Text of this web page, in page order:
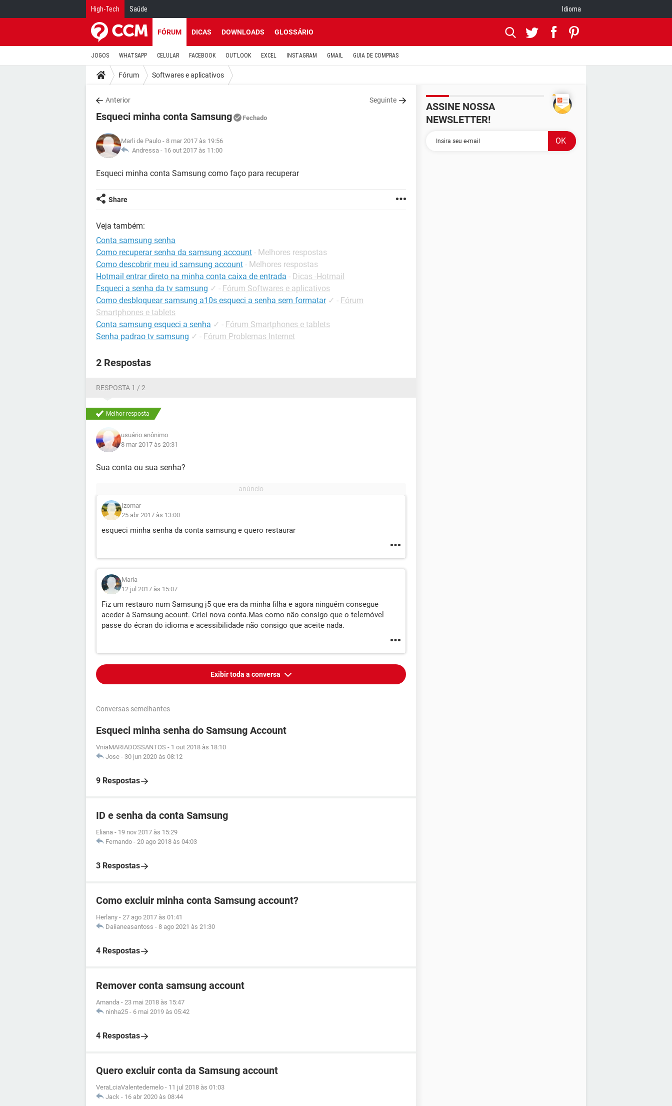
High-Tech Saúde Idioma
FÓRUM DICAS DOWNLOADS GLOSSÁRIO
JOGOS WHATSAPP CELULAR FACEBOOK OUTLOOK EXCEL INSTAGRAM GMAIL GUIA DE COMPRAS
Fórum Softwares e aplicativos
Anterior Seguinte
Esqueci minha conta Samsung Fechado
Marli de Paulo - 8 mar 2017 às 19:56
Andressa - 16 out 2017 às 11:00
Esqueci minha conta Samsung como faço para recuperar
Share
Veja também:
Conta samsung senha
Como recuperar senha da samsung account - Melhores respostas
Como descobrir meu id samsung account - Melhores respostas
Hotmail entrar direto na minha conta caixa de entrada - Dicas -Hotmail
Esqueci a senha da tv samsung ✓ - Fórum Softwares e aplicativos
Como desbloquear samsung a10s esqueci a senha sem formatar ✓ - Fórum
Smartphones e tablets
Conta samsung esqueci a senha ✓ - Fórum Smartphones e tablets
Senha padrao tv samsung ✓ - Fórum Problemas Internet
2 Respostas
RESPOSTA 1 / 2
Melhor resposta
usuário anônimo
8 mar 2017 às 20:31
Sua conta ou sua senha?
Izomar
25 abr 2017 às 13:00
esqueci minha senha da conta samsung e quero restaurar
Maria
12 jul 2017 às 15:07
Fiz um restauro num Samsung j5 que era da minha filha e agora ninguém consegue
aceder à Samsung acount. Criei nova conta.Mas como não consigo que o telemóvel
passe do écran do idioma e acessibilidade não consigo que aceite nada.
Exibir toda a conversa
Conversas semelhantes
Esqueci minha senha do Samsung Account
VniaMARIADOSSANTOS - 1 out 2018 às 18:10
Jose - 30 jun 2020 às 08:12
9 Respostas
ID e senha da conta Samsung
Eliana - 19 nov 2017 às 15:29
Fernando - 20 ago 2018 às 04:03
3 Respostas
Como excluir minha conta Samsung account?
Herlany - 27 ago 2017 às 01:41
Daiianeasantoss - 8 ago 2021 às 21:30
4 Respostas
Remover conta samsung account
Amanda - 23 mai 2018 às 15:47
ninha25 - 6 mai 2019 às 05:42
4 Respostas
Quero excluir conta da Samsung account
VeraLciaValentedemelo - 11 jul 2018 às 01:03
Jack - 16 abr 2020 às 08:44
ASSINE NOSSA
NEWSLETTER!